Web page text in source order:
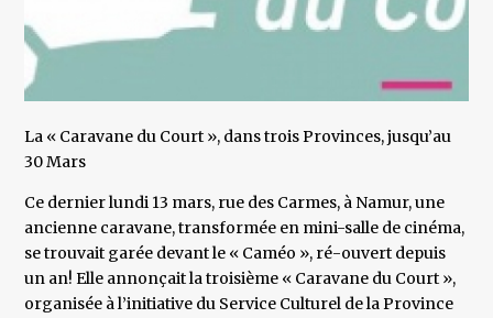
La « Caravane du Court », dans trois Provinces, jusqu’au
30 Mars
Ce dernier lundi 13 mars, rue des Carmes, à Namur, une
ancienne caravane, transformée en mini-salle de cinéma,
se trouvait garée devant le « Caméo », ré-ouvert depuis
un an! Elle annonçait la troisième « Caravane du Court »,
organisée à l’initiative du Service Culturel de la Province